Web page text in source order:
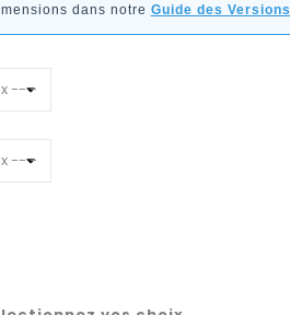
dans notre Guide des Versions